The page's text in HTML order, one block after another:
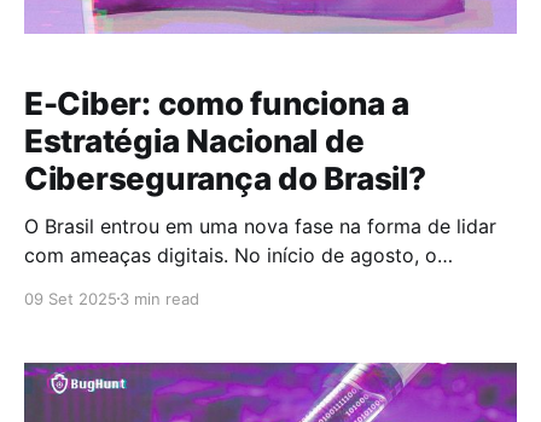
E-Ciber: como funciona a
Estratégia Nacional de
Cibersegurança do Brasil?
O Brasil entrou em uma nova fase na forma de lidar
com ameaças digitais. No início de agosto, o
institui a Estratégia Nacional de Cibersegurança (E-
representa a consolidação da segurança digital como
política de
09 Set 2025 3 min read